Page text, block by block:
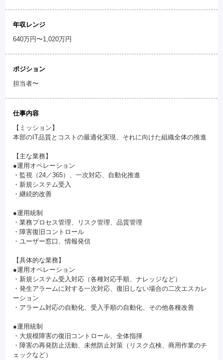
年収レンジ
640万円〜1,020万円
ポジション
担当者〜
仕事内容
【ミッション】
本部のIT品質とコストの最適化実現、それに向けた組織全体の推進
【主な業務】
●運用オペレーション
・監視（24／365）、一次対応、自動化推進
・新規システム受入
・継続的改善
●運用統制
・業務プロセス管理、リスク管理、品質管理
・障害復旧コントロール
・ユーザー窓口、情報発信
【具体的な業務】
●運用オペレーション
・新規システム受入対応（各種対応手順、ナレッジなど）
・発生アラームに対する一次対応、復旧しない場合の二次エスカレ
ーション
・アラーム対応の自動化、受入手順の自動化、その他各種改善
●運用統制
・大規模障害の復旧コントロール、全体指揮
・障害の再発防止活動、未然防止対策（リスク点検、商用作業のチ
ェックなど）